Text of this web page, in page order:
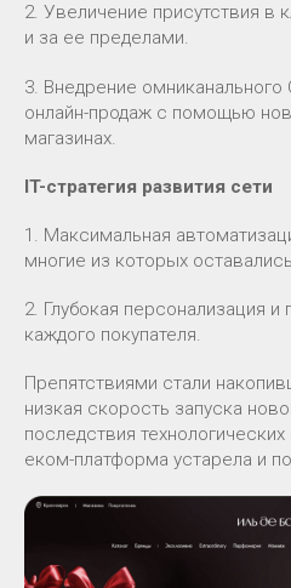
2. Увеличение присутствия в
и за ее пределами.
3. Внедрение омниканального
онлайн-продаж с помощью
магазинах.
IT-стратегия развития сети
1. Максимальная
многие из которых
2. Глубокая персонализация и
каждого покупателя.
Препятствиями стали
низкая скорость запуска
последствия
еком-платформа устарела и